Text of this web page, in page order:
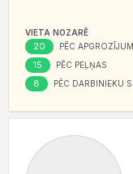
VIETA NOZARĒ
20 PĒC
15 PĒC PEĻŅAS
8 PĒC DARBINIEKU